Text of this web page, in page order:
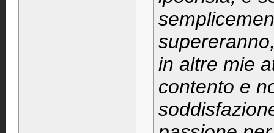
in altre mie
contento e